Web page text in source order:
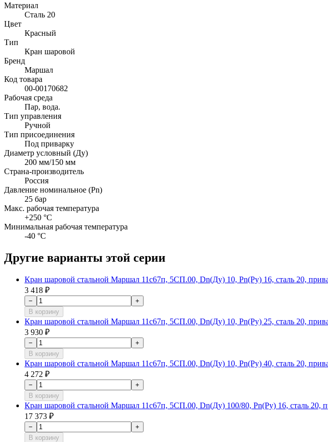
Материал
Сталь 20
Цвет
Красный
Тип
Кран шаровой
Бренд
Маршал
Код товара
00-00170682
Рабочая среда
Пар, вода.
Тип управления
Ручной
Тип присоединения
Под приварку
Диаметр условный (Ду)
200 мм/150 мм
Страна-производитель
Россия
Давление номинальное (Pn)
25 бар
Макс. рабочая температура
+250 °C
Минимальная рабочая температура
-40 °C
Другие варианты этой серии
Кран шаровой стальной Маршал 11с67п, 5СП.00, Dn(Ду) 10, Рn(Ру) 16, сталь 20,
3 418 ₽
−
+
В корзину
Кран шаровой стальной Маршал 11с67п, 5СП.00, Dn(Ду) 10, Рn(Ру) 25, сталь 20,
3 930 ₽
−
+
В корзину
Кран шаровой стальной Маршал 11с67п, 5СП.00, Dn(Ду) 10, Рn(Ру) 40, сталь 20,
4 272 ₽
−
+
В корзину
Кран шаровой стальной Маршал 11с67п, 5СП.00, Dn(Ду) 100/80, Рn(Ру) 16, сталь 20,
17 373 ₽
−
+
В корзину